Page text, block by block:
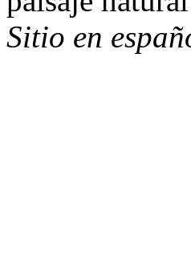
Sitio en